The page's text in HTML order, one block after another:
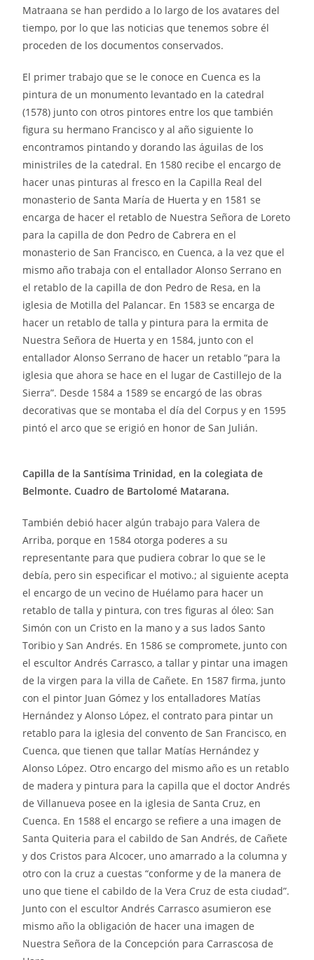
Matraana se han perdido a lo largo de los avatares del
tiempo, por lo que las noticias que tenemos sobre él
proceden de los documentos conservados.
El primer trabajo que se le conoce en Cuenca es la
pintura de un monumento levantado en la catedral
(1578) junto con otros pintores entre los que también
figura su hermano Francisco y al año siguiente lo
encontramos pintando y dorando las águilas de los
ministriles de la catedral. En 1580 recibe el encargo de
hacer unas pinturas al fresco en la Capilla Real del
monasterio de Santa María de Huerta y en 1581 se
encarga de hacer el retablo de Nuestra Señora de Loreto
para la capilla de don Pedro de Cabrera en el
monasterio de San Francisco, en Cuenca, a la vez que el
mismo año trabaja con el entallador Alonso Serrano en
el retablo de la capilla de don Pedro de Resa, en la
iglesia de Motilla del Palancar. En 1583 se encarga de
hacer un retablo de talla y pintura para la ermita de
Nuestra Señora de Huerta y en 1584, junto con el
entallador Alonso Serrano de hacer un retablo “para la
iglesia que ahora se hace en el lugar de Castillejo de la
Sierra”. Desde 1584 a 1589 se encargó de las obras
decorativas que se montaba el día del Corpus y en 1595
pintó el arco que se erigió en honor de San Julián.
Capilla de la Santísima Trinidad, en la colegiata de
Belmonte. Cuadro de Bartolomé Matarana.
También debió hacer algún trabajo para Valera de
Arriba, porque en 1584 otorga poderes a su
representante para que pudiera cobrar lo que se le
debía, pero sin especificar el motivo.; al siguiente acepta
el encargo de un vecino de Huélamo para hacer un
retablo de talla y pintura, con tres figuras al óleo: San
Simón con un Cristo en la mano y a sus lados Santo
Toribio y San Andrés. En 1586 se compromete, junto con
el escultor Andrés Carrasco, a tallar y pintar una imagen
de la virgen para la villa de Cañete. En 1587 firma, junto
con el pintor Juan Gómez y los entalladores Matías
Hernández y Alonso López, el contrato para pintar un
retablo para la iglesia del convento de San Francisco, en
Cuenca, que tienen que tallar Matías Hernández y
Alonso López. Otro encargo del mismo año es un retablo
de madera y pintura para la capilla que el doctor Andrés
de Villanueva posee en la iglesia de Santa Cruz, en
Cuenca. En 1588 el encargo se refiere a una imagen de
Santa Quiteria para el cabildo de San Andrés, de Cañete
y dos Cristos para Alcocer, uno amarrado a la columna y
otro con la cruz a cuestas “conforme y de la manera de
uno que tiene el cabildo de la Vera Cruz de esta ciudad”.
Junto con el escultor Andrés Carrasco asumieron ese
mismo año la obligación de hacer una imagen de
Nuestra Señora de la Concepción para Carrascosa de